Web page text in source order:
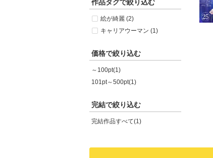
作品タグで絞り込む
絵が綺麗 (2)
キャリアウーマン (1)
価格で絞り込む
～100pt(1)
101pt～500pt(1)
完結で絞り込む
完結作品すべて(1)